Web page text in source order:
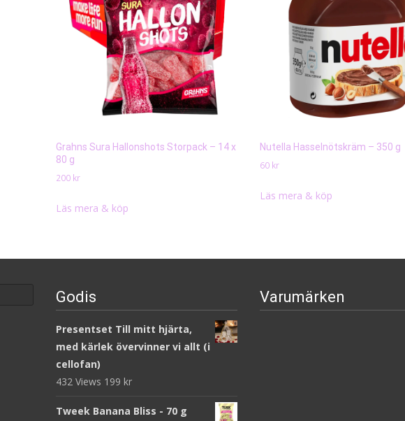
Grahns Sura Hallonshots Storpack – 14 x
80 g
200 kr
Läs mera & köp
Nutella Hasselnötskräm – 350 g
60 kr
Läs mera & köp
Godis
Presentset Till mitt hjärta,
med kärlek övervinner vi allt (i
cellofan)
432 Views 199 kr
Tweek Banana Bliss - 70 g
Varumärken